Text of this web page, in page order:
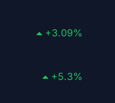
+3.09%
+5.3%